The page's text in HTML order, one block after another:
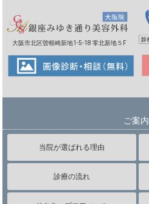
大阪市北区曽根崎新地1-5-18 零北新地５F
ご案内
当院が選ばれる理由
診療の流れ